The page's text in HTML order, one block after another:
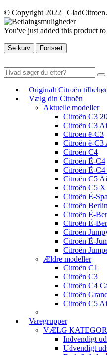
© Copyright 2022 |
You've just added this product to
Se kurv Fortsæt
Originalt Citroën tilbehør
Vælg din Citroën
Aktuelle modeller
Citroën C3
Citroën C3
Citroen ë-C3
Citroën ë-C3
Citroën C4
Citroën Ë-C4
Citroën Ë-C4
Citroën C5
Citroën C5 X
Citroën Ë-
Citroën
Citroën Ë-
Citroën Ë-
Citroën
Citroën Ë-
Citroën
Ældre modeller
Citroën C1
Citroën C3
Citroën C4
Citroën
Citroën C5
Varegrupper
VÆLG
Indvendigt
Udvendigt